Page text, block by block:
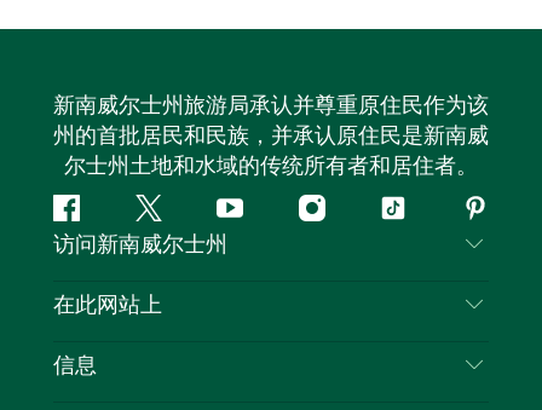
新南威尔士州旅游局承认并尊重原住民作为该
州的首批居民和民族，并承认原住民是新南威
尔士州土地和水域的传统所有者和居住者。
Facebook叽
叽
喳
YouTubeInstagram
抖
访问新南威尔士州
联系我们
隐私
在此网站上
目的地
信息